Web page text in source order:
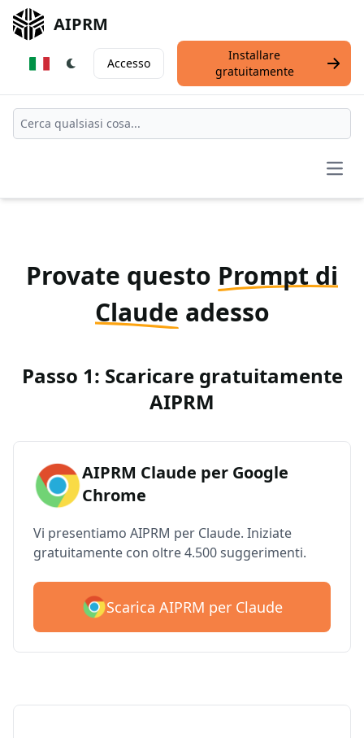
AIPRM
Accesso
Installare
gratuitamente
Provate questo Prompt di
Claude adesso
Passo 1: Scaricare gratuitamente
AIPRM
AIPRM Claude per Google
Chrome
Vi presentiamo AIPRM per Claude. Iniziate
gratuitamente con oltre 4.500 suggerimenti.
Scarica AIPRM per Claude